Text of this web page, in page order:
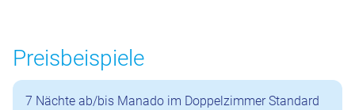
Preisbeispiele
7 Nächte ab/bis Manado im Doppelzimmer Standard